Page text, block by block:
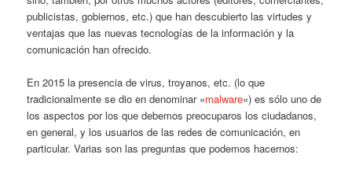
publicistas, gobiernos, etc.) que han descubierto las virtudes y
ventajas que las nuevas tecnologías de la información y la
comunicación han ofrecido.
En 2015 la presencia de virus, troyanos, etc. (lo que
tradicionalmente se dio en denominar «malware«) es sólo uno de
los aspectos por los que debemos preocuparos los ciudadanos,
en general, y los usuarios de las redes de comunicación, en
particular. Varias son las preguntas que podemos hacernos: